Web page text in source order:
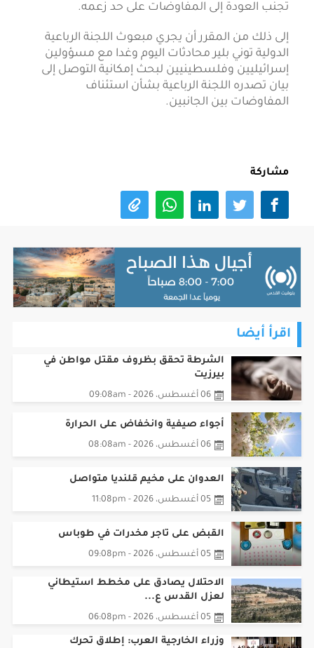
تجنب العودة إلى المفاوضات على حد زعمه.
إلى ذلك من المقرر أن يجري مبعوث اللجنة الرباعية
الدولية توني بلير محادثات اليوم وغدا مع مسؤولين
إسرائيليين وفلسطينيين لبحث إمكانية التوصل إلى
بيان تصدره اللجنة الرباعية بشأن استئناف
المفاوضات بين الجانبين.
مشاركة
بيرزيت
06 أغسطس، 2026 - 09:08am
06 أغسطس، 2026 - 08:08am
05 أغسطس، 2026 - 11:08pm
05 أغسطس، 2026 - 09:08pm
لعزل القدس ع...
05 أغسطس، 2026 - 06:08pm
وزراء الخارجية العرب: إطلاق تحرك
مشترك لمواجه...